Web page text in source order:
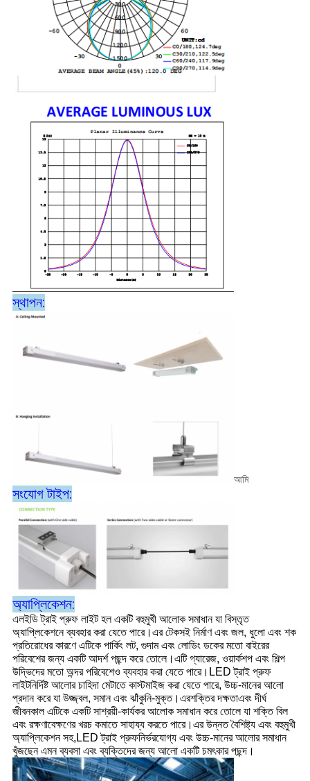
স্থাপন:
আমি
সংযোগ টাইপ:
অ্যাপ্লিকেশন:
এলইডি ট্রাই প্রুফ লাইট হল একটি বহুমুখী আলোক সমাধান যা বিস্তৃত
অ্যাপ্লিকেশনে ব্যবহার করা যেতে পারে।এর টেকসই নির্মাণ এবং জল, ধুলো এবং শক
প্রতিরোধের কারণে এটিকে পার্কিং লট, গুদাম এবং লোডিং ডকের মতো বাইরের
পরিবেশের জন্য একটি আদর্শ পছন্দ করে তোলে।এটি গ্যারেজ, ওয়ার্কশপ এবং শিল্প
উদ্ভিদের মতো অন্দর পরিবেশেও ব্যবহার করা যেতে পারে। LED ট্রাই প্রুফ
লাইটনির্দিষ্ট আলোর চাহিদা মেটাতে কাস্টমাইজ করা যেতে পারে, উচ্চ-মানের আলো
প্রদান করে যা উজ্জ্বল, সমান এবং ঝাঁকুনি-মুক্ত।এরশক্তির দক্ষতাএবং দীর্ঘ
জীবনকাল এটিকে একটি সাশ্রয়ী-কার্যকর আলোক সমাধান করে তোলে যা শক্তি বিল
এবং রক্ষণাবেক্ষণের খরচ কমাতে সাহায্য করতে পারে।এর উন্নত বৈশিষ্ট্য এবং বহুমুখী
অ্যাপ্লিকেশন সহ,LED ট্রাই প্রুফনির্ভরযোগ্য এবং উচ্চ-মানের আলোর সমাধান
খুঁজছেন এমন ব্যবসা এবং ব্যক্তিদের জন্য আলো একটি চমৎকার পছন্দ।